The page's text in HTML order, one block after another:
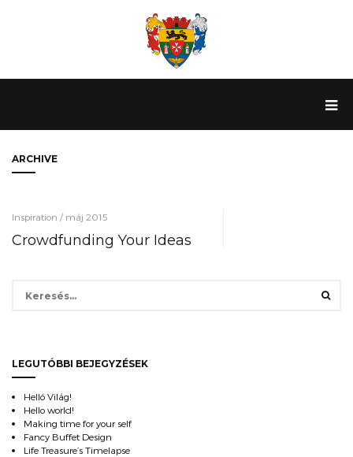
ARCHIVE
Inspiration / máj 2015
Crowdfunding Your Ideas
LEGUTÓBBI BEJEGYZÉSEK
Helló Világ!
Hello world!
Making time for your self
Fancy Buffet Design
Life Treasure’s Timelapse